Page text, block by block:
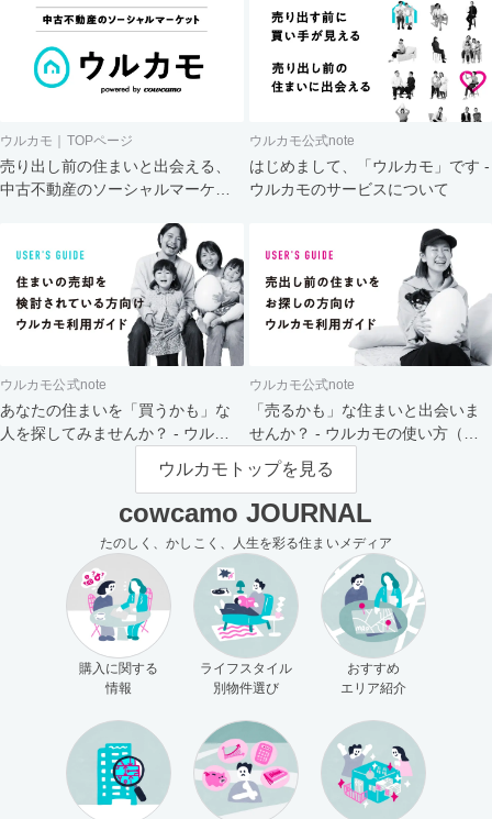
ウルカモ｜TOPページ
売り出し前の住まいと出会える、
中古不動産のソーシャルマーケッ
ウルカモ公式note
はじめまして、「ウルカモ」です -
ウルカモのサービスについて
ウルカモ公式note
あなたの住まいを「買うかも」な
人を探してみませんか？ - ウルカ
ウルカモ公式note
「売るかも」な住まいと出会いま
せんか？ - ウルカモの使い方（買
主さま向け）
ウルカモトップを見る
cowcamo JOURNAL
たのしく、かしこく、人生を彩る住まいメディア
購入に関する
情報
ライフスタイル
別物件選び
おすすめ
エリア紹介